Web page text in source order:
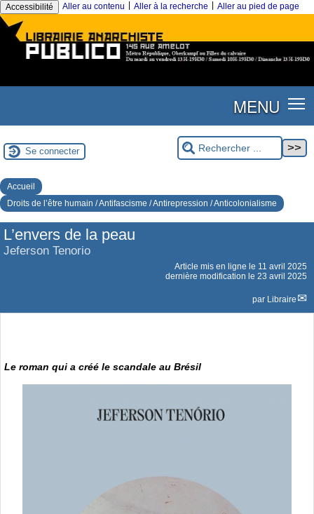
Accessibilité Aller au contenu Aller à la recherche Aller au pied de page
MENU
Se connecter
Accueil
Droits de l’être humain / Antifascisme / Antirepression / Anticolonialisme
L’envers de la peau
Jeferson Tenorio
Article mis en ligne le 11 avril 2025
dernière modification le 23 avril 2025
par Libraire
Le roman qui a créé le scandale au Brésil